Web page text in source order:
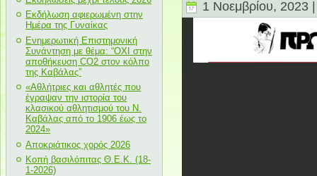
Εκδήλωση αφιερωμένη στην
Ημέρα της Γυναίκας
Ενημερωτική Επιστημονική
Συνάντηση με θέμα: “ΟΧΙ στην
αποθήκευση CO2 στον κόλπο
της Καβάλας”
«Αθλήτριες και αθλητές που
έγραψαν την ιστορία του
κλασικού αθλητισμού του Ν.
Καβάλας από το 1906 έως το
2024»
Αποκριάτικος χορός 2026
Κοπή βασιλόπιτας Θ.Ε.Κ. (18-
1-2026)
1 Νοεμβρίου, 2023